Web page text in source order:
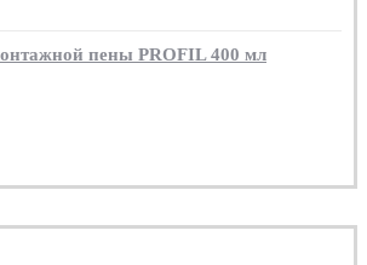
пены PROFIL 400 мл